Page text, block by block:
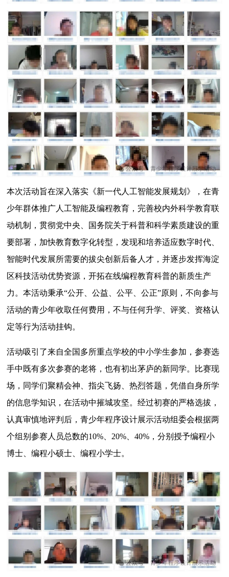
本次活动旨在深入落实《新一代人工智能发展规划》，在青
少年群体推广人工智能及编程教育，完善校内外科学教育联
动机制，贯彻党中央、国务院关于科普和科学素质建设的重
要部署，加快教育数字化转型，发现和培养适应数字时代、
智能时代发展所需要的拔尖创新后备人才，并逐步发挥海淀
区科技活动优势资源，开拓在线编程教育科普的新质生产
力。本活动秉承“公开、公益、公平、公正”原则，不向参与
活动的青少年收取任何费用，不与任何升学、评奖、资格认
定等行为活动挂钩。
活动吸引了来自全国多所重点学校的中小学生参加，参赛选
手中既有多次参赛的老将，也有初出茅庐的新同学。 比赛现
场，
同学们聚精会神、指尖飞扬、热烈答题，凭借自身所学
的信息学知识，在活动中摧城攻坚。经过初赛的严格选拔，
认真审慎地评判后，青少年程序设计展示活动组委会根据两
个组别参赛人员总数的10%、20%、40%，分别授予编程小
博士、编程小硕士、编程小学士。